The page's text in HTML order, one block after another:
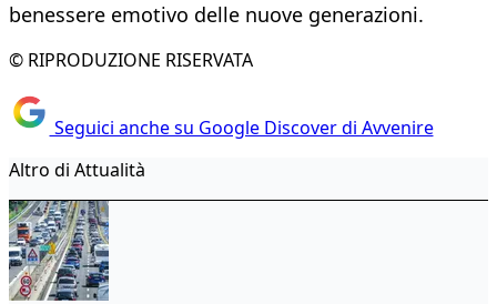
benessere emotivo delle nuove generazioni.
© RIPRODUZIONE RISERVATA
Seguici anche su Google Discover di Avvenire
Altro di Attualità